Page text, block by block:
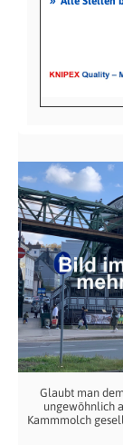
Glaubt man
ungewöhnlich
Kammmolch